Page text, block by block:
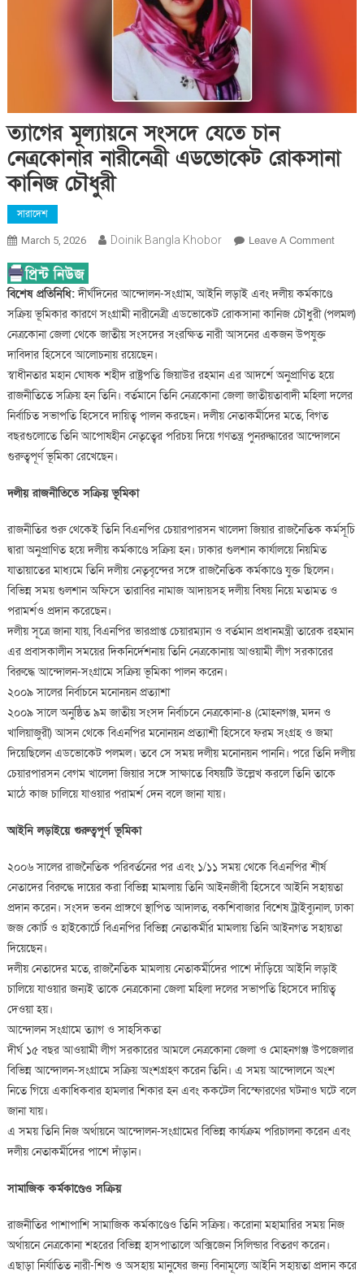
ত্যাগের মূল্যায়নে সংসদে যেতে চান
নেত্রকোনার নারীনেত্রী এডভোকেট রোকসানা
কানিজ চৌধুরী
সারাদেশ
March 5, 2026 Doinik Bangla Khobor Leave A CommentOn
যেতে
চৌধুরী
বিশেষ প্রতিনিধি:দীর্ঘদিনের আন্দোলন-সংগ্রাম, আইনি লড়াই এবং দলীয় কর্মকাণ্ডে
সক্রিয় ভূমিকার কারণে সংগ্রামী নারীনেত্রী এডভোকেট রোকসানা কানিজ চৌধুরী (পলমল)
নেত্রকোনা জেলা থেকে জাতীয় সংসদের সংরক্ষিত নারী আসনের একজন উপযুক্ত
দাবিদার হিসেবে আলোচনায় রয়েছেন।
স্বাধীনতার মহান ঘোষক শহীদ রাষ্ট্রপতি জিয়াউর রহমান এর আদর্শে অনুপ্রাণিত হয়ে
রাজনীতিতে সক্রিয় হন তিনি। বর্তমানে তিনি নেত্রকোনা জেলা জাতীয়তাবাদী মহিলা দলের
নির্বাচিত সভাপতি হিসেবে দায়িত্ব পালন করছেন। দলীয় নেতাকর্মীদের মতে, বিগত
বছরগুলোতে তিনি আপোষহীন নেতৃত্বের পরিচয় দিয়ে গণতন্ত্র পুনরুদ্ধারের আন্দোলনে
গুরুত্বপূর্ণ ভূমিকা রেখেছেন।
দলীয় রাজনীতিতে সক্রিয় ভূমিকা
রাজনীতির শুরু থেকেই তিনি বিএনপির চেয়ারপারসন খালেদা জিয়ার রাজনৈতিক কর্মসূচি
দ্বারা অনুপ্রাণিত হয়ে দলীয় কর্মকাণ্ডে সক্রিয় হন। ঢাকার গুলশান কার্যালয়ে নিয়মিত
যাতায়াতের মাধ্যমে তিনি দলীয় নেতৃবৃন্দের সঙ্গে রাজনৈতিক কর্মকাণ্ডে যুক্ত ছিলেন।
বিভিন্ন সময় গুলশান অফিসে তারাবির নামাজ আদায়সহ দলীয় বিষয় নিয়ে মতামত ও
পরামর্শও প্রদান করেছেন।
দলীয় সূত্রে জানা যায়, বিএনপির ভারপ্রাপ্ত চেয়ারম্যান ও বর্তমান প্রধানমন্ত্রী তারেক রহমান
এর প্রবাসকালীন সময়ের দিকনির্দেশনায় তিনি নেত্রকোনায় আওয়ামী লীগ সরকারের
বিরুদ্ধে আন্দোলন-সংগ্রামে সক্রিয় ভূমিকা পালন করেন।
২০০৯ সালের নির্বাচনে মনোনয়ন প্রত্যাশা
২০০৯ সালে অনুষ্ঠিত ৯ম জাতীয় সংসদ নির্বাচনে নেত্রকোনা-৪ (মোহনগঞ্জ, মদন ও
খালিয়াজুরী) আসন থেকে বিএনপির মনোনয়ন প্রত্যাশী হিসেবে ফরম সংগ্রহ ও জমা
দিয়েছিলেন এডভোকেট পলমল। তবে সে সময় দলীয় মনোনয়ন পাননি। পরে তিনি দলীয়
চেয়ারপারসন বেগম খালেদা জিয়ার সঙ্গে সাক্ষাতে বিষয়টি উল্লেখ করলে তিনি তাকে
মাঠে কাজ চালিয়ে যাওয়ার পরামর্শ দেন বলে জানা যায়।
আইনি লড়াইয়ে গুরুত্বপূর্ণ ভূমিকা
২০০৬ সালের রাজনৈতিক পরিবর্তনের পর এবং ১/১১ সময় থেকে বিএনপির শীর্ষ
নেতাদের বিরুদ্ধে দায়ের করা বিভিন্ন মামলায় তিনি আইনজীবী হিসেবে আইনি সহায়তা
প্রদান করেন। সংসদ ভবন প্রাঙ্গণে স্থাপিত আদালত, বকশিবাজার বিশেষ ট্রাইব্যুনাল, ঢাকা
জজ কোর্ট ও হাইকোর্টে বিএনপির বিভিন্ন নেতাকর্মীর মামলায় তিনি আইনগত সহায়তা
দিয়েছেন।
দলীয় নেতাদের মতে, রাজনৈতিক মামলায় নেতাকর্মীদের পাশে দাঁড়িয়ে আইনি লড়াই
চালিয়ে যাওয়ার জন্যই তাকে নেত্রকোনা জেলা মহিলা দলের সভাপতি হিসেবে দায়িত্ব
দেওয়া হয়।
আন্দোলন সংগ্রামে ত্যাগ ও সাহসিকতা
দীর্ঘ ১৫ বছর আওয়ামী লীগ সরকারের আমলে নেত্রকোনা জেলা ও মোহনগঞ্জ উপজেলার
বিভিন্ন আন্দোলন-সংগ্রামে সক্রিয় অংশগ্রহণ করেন তিনি। এ সময় আন্দোলনে অংশ
নিতে গিয়ে একাধিকবার হামলার শিকার হন এবং ককটেল বিস্ফোরণের ঘটনাও ঘটে বলে
জানা যায়।
এ সময় তিনি নিজ অর্থায়নে আন্দোলন-সংগ্রামের বিভিন্ন কার্যক্রম পরিচালনা করেন এবং
দলীয় নেতাকর্মীদের পাশে দাঁড়ান।
সামাজিক কর্মকাণ্ডেও সক্রিয়
রাজনীতির পাশাপাশি সামাজিক কর্মকাণ্ডেও তিনি সক্রিয়। করোনা মহামারির সময় নিজ
অর্থায়নে নেত্রকোনা শহরের বিভিন্ন হাসপাতালে অক্সিজেন সিলিন্ডার বিতরণ করেন।
এছাড়া নির্যাতিত নারী-শিশু ও অসহায় মানুষের জন্য বিনামূল্যে আইনি সহায়তা প্রদান করে